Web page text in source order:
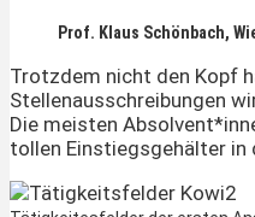
Prof. Klaus Schönbach,
Trotzdem nicht den Kopf
Stellenausschreibungen
Die meisten
tollen Einstiegsgehälter in